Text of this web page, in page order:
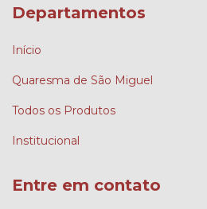
Departamentos
Início
Quaresma de São Miguel
Todos os Produtos
Institucional
Entre em contato